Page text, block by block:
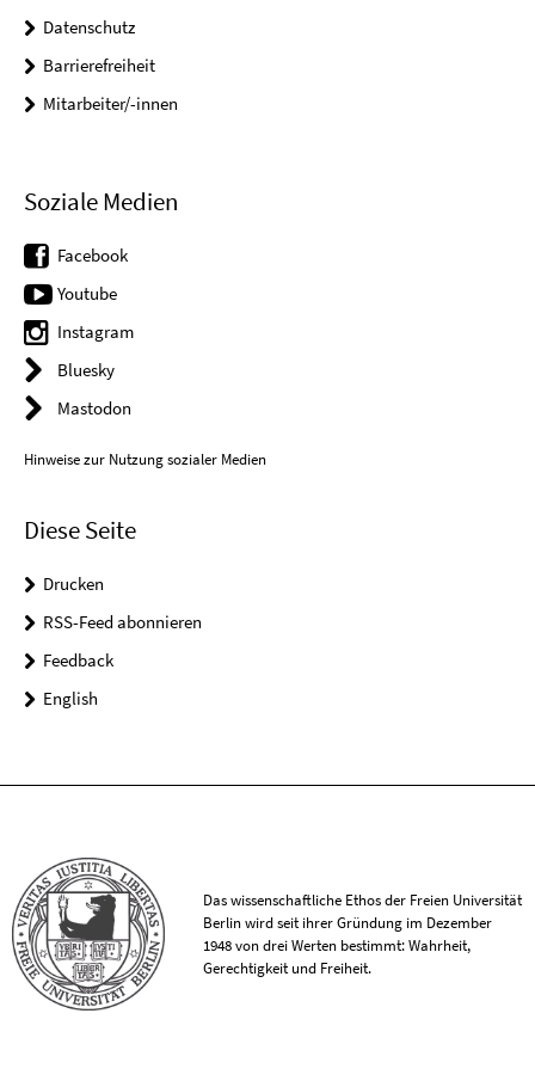
Datenschutz
Barrierefreiheit
Mitarbeiter/-innen
Soziale Medien
Facebook
Youtube
Instagram
Bluesky
Mastodon
Hinweise zur Nutzung sozialer Medien
Diese Seite
Drucken
RSS-Feed abonnieren
Feedback
English
Das wissenschaftliche Ethos der Freien Universität
Berlin wird seit ihrer Gründung im Dezember
1948 von drei Werten bestimmt: Wahrheit,
Gerechtigkeit und Freiheit.